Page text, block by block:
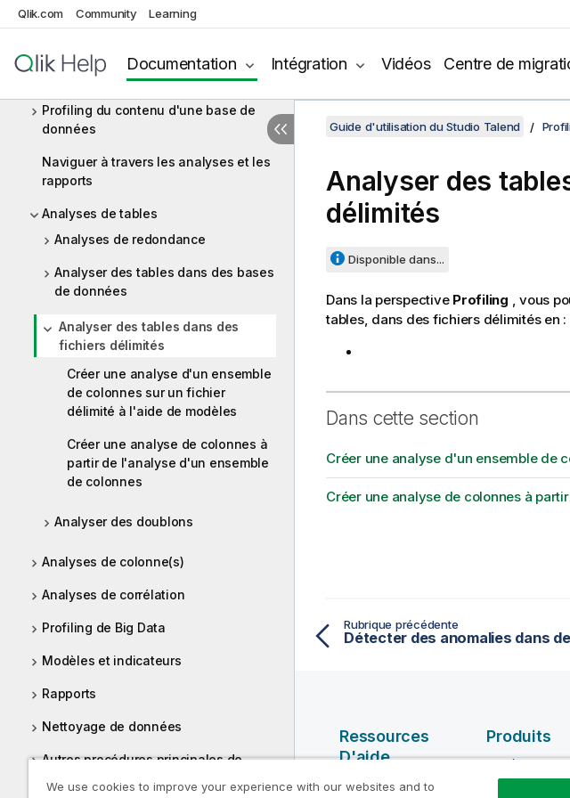
Qlik.com Community Learning
Documentation Intégration Vidéos Centre de
Prise en main de Talend Data Quality
Configuration des connexions aux
sources de données
Profiling du contenu d'une base de
données
Naviguer à travers les analyses et les
rapports
Analyses de tables
Analyses de redondance
Analyser des tables dans des bases
de données
Analyser des tables dans des
fichiers délimités
Créer une analyse d'un ensemble
de colonnes sur un fichier
délimité à l'aide de modèles
Créer une analyse de colonnes à
partir de l'analyse d'un ensemble
de colonnes
Analyser des doublons
Analyses de colonne(s)
Analyses de corrélation
Profiling de Big Data
Modèles et indicateurs
Rapports
Nettoyage de données
Autres procédures principales de
Guide d'utilisation du Studio Talend
Analyser des
délimités
Disponible dans...
Dans la perspective Profiling , vous
tables, dans des fichiers délimités en :
Dans cette section
Créer une analyse d'un ensemble de
Créer une analyse de colonnes à
Rubrique précédente
Ressources
D'aide
Vidéos Qlik Help
Produits
QUALITÉ DE
We use cookies to improve your experience with our websites and to